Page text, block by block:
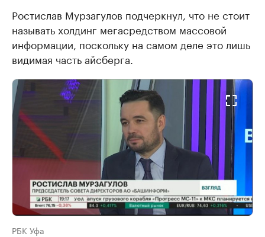
Ростислав Мурзагулов подчеркнул, что не стоит
называть холдинг мегасредством массовой
информации, поскольку на самом деле это лишь
видимая часть айсберга.
РБК Уфа